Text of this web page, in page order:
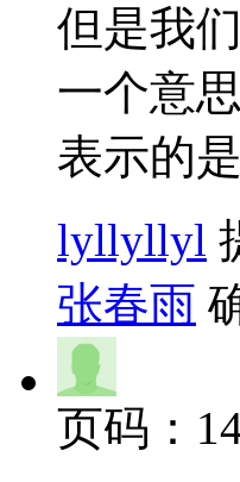
但是我
一个意
表示的
lyllyllyl
张春雨
页码：